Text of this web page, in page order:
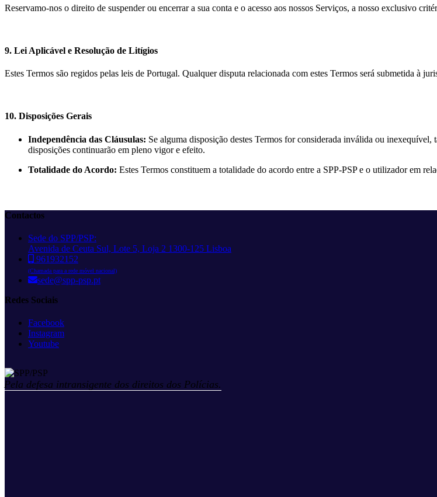
Reservamo-nos o direito de suspender ou encerrar a sua conta e o acesso aos nossos Serviços, a nosso exclusivo
9. Lei Aplicável e Resolução de Litígios
Estes Termos são regidos pelas leis de Portugal. Qualquer disputa relacionada com estes Termos será submetida à
10. Disposições Gerais
Independência das Cláusulas: Se alguma disposição destes Termos for considerada inválida ou
disposições continuarão em pleno vigor e efeito.
Totalidade do Acordo: Estes Termos constituem a totalidade do acordo entre a SPP-PSP e o utilizador em
Contactos
Sede do SPP/PSP:
Avenida de Ceuta Sul, Lote 5, Loja 2 1300-125 Lisboa
961932152
(Chamada para a rede móvel nacional)
sede@spp-psp.pt
Redes Sociais
Facebook
Instagram
Youtube
Pela defesa intransigente dos direitos dos Polícias.